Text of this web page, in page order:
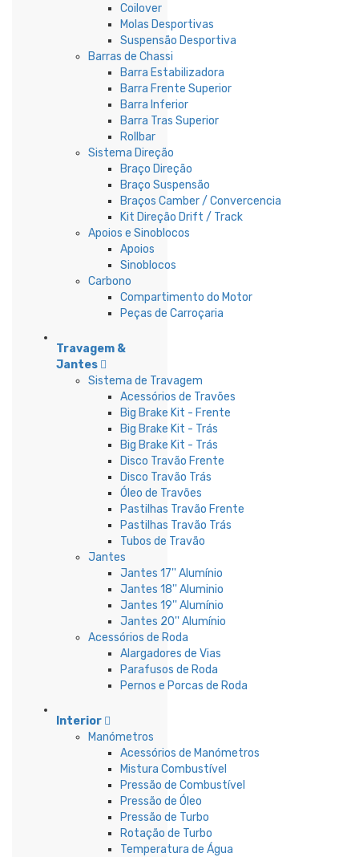
Coilover
Molas Desportivas
Suspensão Desportiva
Barras de Chassi
Barra Estabilizadora
Barra Frente Superior
Barra Inferior
Barra Tras Superior
Rollbar
Sistema Direção
Braço Direção
Braço Suspensão
Braços Camber / Convercencia
Kit Direção Drift / Track
Apoios e Sinoblocos
Apoios
Sinoblocos
Carbono
Compartimento do Motor
Peças de Carroçaria
Travagem &
Jantes
Sistema de Travagem
Acessórios de Travões
Big Brake Kit - Frente
Big Brake Kit - Trás
Big Brake Kit - Trás
Disco Travão Frente
Disco Travão Trás
Óleo de Travões
Pastilhas Travão Frente
Pastilhas Travão Trás
Tubos de Travão
Jantes
Jantes 17'' Alumínio
Jantes 18'' Aluminio
Jantes 19'' Alumínio
Jantes 20'' Alumínio
Acessórios de Roda
Alargadores de Vias
Parafusos de Roda
Pernos e Porcas de Roda
Interior
Manómetros
Acessórios de Manómetros
Mistura Combustível
Pressão de Combustível
Pressão de Óleo
Pressão de Turbo
Rotação de Turbo
Temperatura de Água